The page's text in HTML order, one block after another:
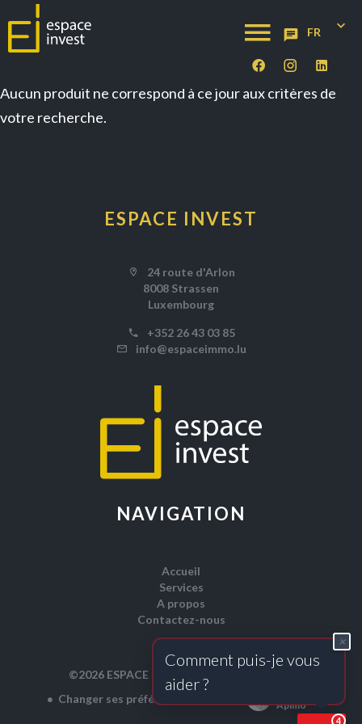
FR
Aucun produit ne correspond à ce jour aux critères de
votre recherche.
ESPACE INVEST
24 route d'Arlon
8008 Strassen
Luxembourg
+352 26 43 03 85
info@espaceimmo.lu
NAVIGATION
Accueil
Services
A propos
Contactez-nous
©2026 ESPACE IMMO
Changer ses préférences cookies
Apimo™
4
Comment puis-je vous
aider?
×